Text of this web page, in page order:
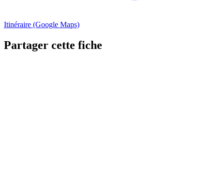
Itinéraire (Google Maps)
Partager cette fiche